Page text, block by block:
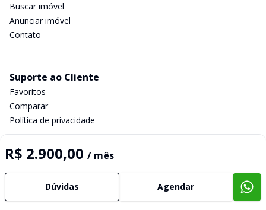
R$ 2.900,00 / mês
Dúvidas Agendar
Buscar imóvel
Anunciar imóvel
Contato
Suporte ao Cliente
Favoritos
Comparar
Política de privacidade
Selo de Tecnologia Loft